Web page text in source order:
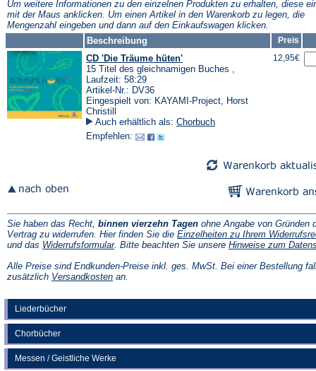
Liederbücher
Chorbücher
Messen / Geistliche Werke
Um weitere Informationen zu den einzelnen Produkten zu erhalten, diese
mit der Maus anklicken. Um einen Artikel in den Warenkorb zu legen, die
Mengenzahl eingeben und dann auf den Einkaufswagen klicken.
Beschreibung
Preis
CD 'Die Träume hüten'
15 Titel des gleichnamigen Buches ,
Laufzeit: 58:29
Artikel-Nr.: DV36
Eingespielt von: KAYAMI-Project, Horst
Christill
Auch erhältlich als: Chorbuch
Empfehlen:
12,95€
Sie haben das Recht, binnen vierzehn Tagen ohne Angabe von Gründen
Vertrag zu widerrufen. Hier finden Sie die Einzelheiten zu Ihrem
und das Widerrufsformular(Öffnet
einem
neuen
. Bitte beachten Sie unsere Hinweise zum
Alle Preise sind Endkunden-Preise inkl. ges. MwSt. Bei einer Bestellung
zusätzlich Versandkosten(Öffnet
an.